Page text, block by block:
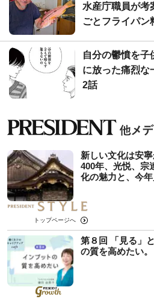
水産庁職員が考
ごとフライパン
自分の鬱憤を子
に放った痛烈
2話
新しい文化は安
400年、光悦、宗
化の魅力と、今
トップページへ
第８回 「見る」
の質を高めたい。